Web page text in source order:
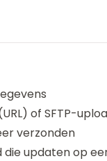
of SFTP-
verzonden
updaten op